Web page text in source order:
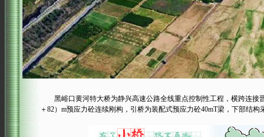
黑峪口黄河特大桥为静兴高速公路全线重点控制性工程，横跨连接
＋82）m预应力砼连续刚构，引桥为装配式预应力砼40mT梁，下部结构